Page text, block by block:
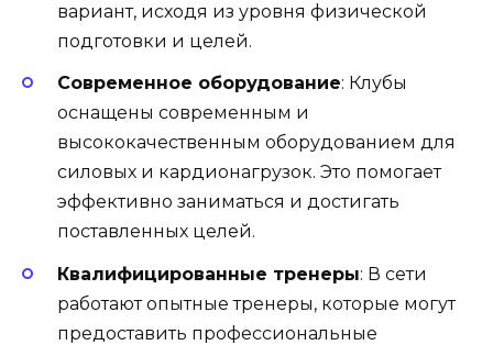
вариант, исходя из уровня физической
подготовки и целей.
Современное оборудование: Клубы
оснащены современным и
высококачественным оборудованием для
силовых и кардионагрузок. Это помогает
эффективно заниматься и достигать
поставленных целей.
Квалифицированные тренеры: В сети
работают опытные тренеры, которые могут
предоставить профессиональные